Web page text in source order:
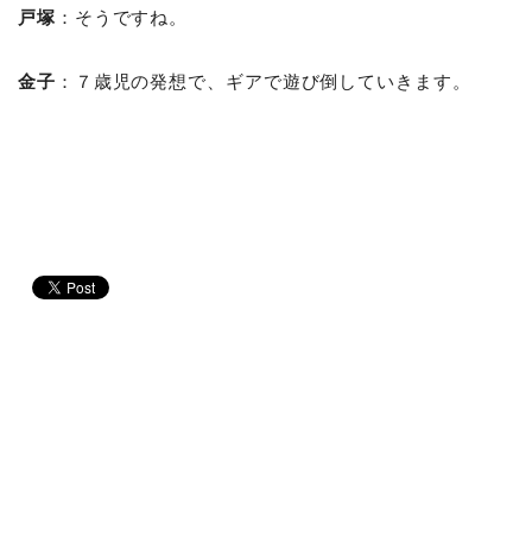
戸塚 ：そうですね。
金子 ：７歳児の発想で、ギアで遊び倒していきます。